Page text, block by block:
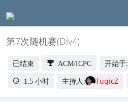
第7次随机赛(Div4)
已结束 ACM/ICPC 开始于:
1.5 小时 主持人: TuqicZ